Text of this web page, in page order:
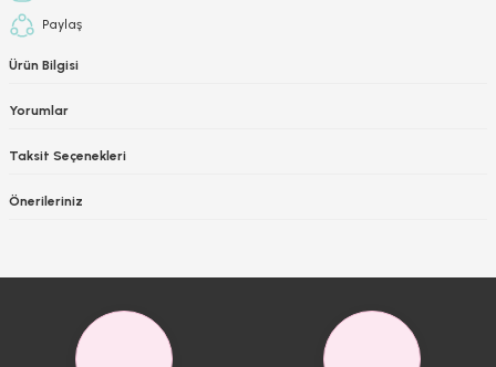
Paylaş
Ürün Bilgisi
Yorumlar
Taksit Seçenekleri
Önerileriniz